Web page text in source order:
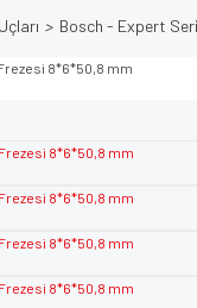
Bosch - Expert